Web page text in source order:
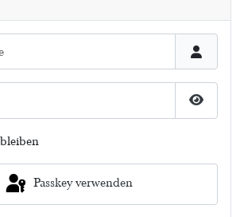
Passkey verwenden